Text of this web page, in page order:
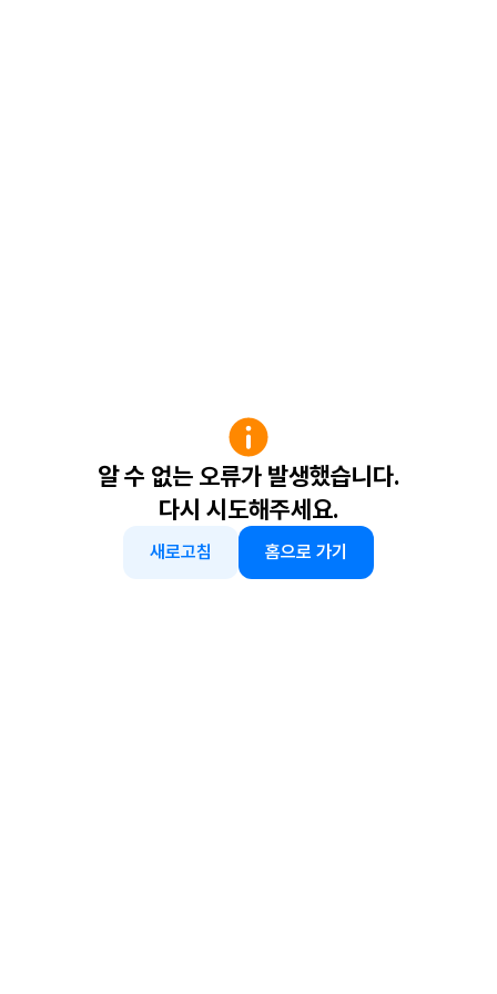
알 수 없는 오류가 발생했습니다.
다시 시도해주세요.
새로고침 홈으로 가기